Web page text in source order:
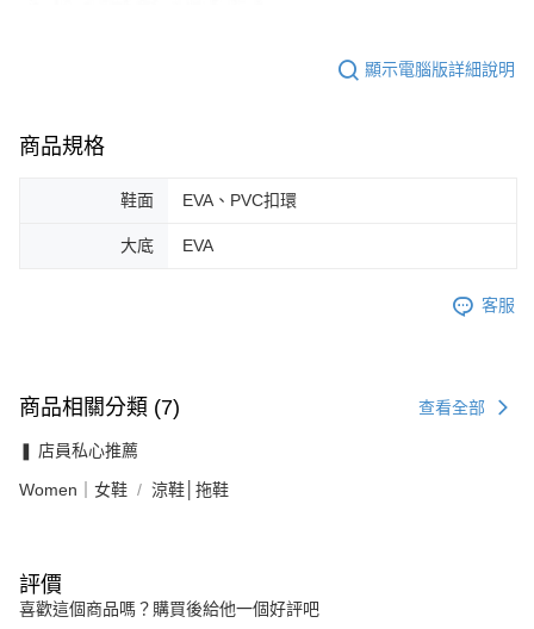
顯示電腦版詳細說明
商品規格
鞋面 EVA、PVC扣環
大底 EVA
客服
商品相關分類 (7) 查看全部
❚ 店員私心推薦
Women｜女鞋 涼鞋│拖鞋
評價
喜歡這個商品嗎？購買後給他一個好評吧